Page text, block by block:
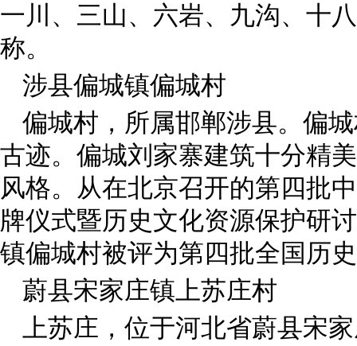
一川、三山、六岩、九沟、十
称。
涉县偏城镇偏城村
偏城村，所属邯郸涉县。偏
古迹。偏城刘家寨建筑十分精
风格。从在北京召开的第四批
牌仪式暨历史文化资源保护研
镇偏城村被评为第四批全国历
蔚县宋家庄镇上苏庄村
上苏庄，位于河北省蔚县宋